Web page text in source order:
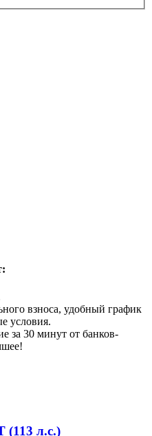
взноса, удобный график
условия.
за 30 минут от банков-
(113 л.с.)